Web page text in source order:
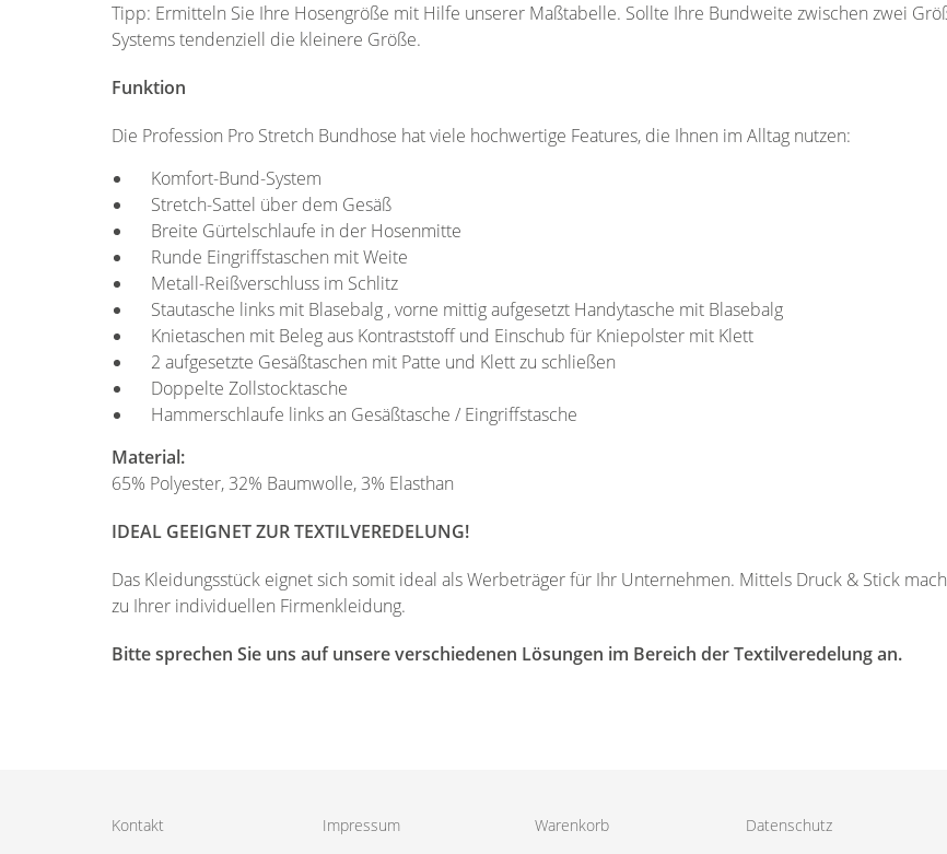
Tipp: Ermitteln Sie Ihre Hosengröße mit Hilfe unserer Maßtabelle. Sollte Ihre Bundweite zwischen zwei
Systems tendenziell die kleinere Größe.
Funktion
Die Profession Pro Stretch Bundhose hat viele hochwertige Features, die Ihnen im Alltag nutzen:
Komfort-Bund-System
Stretch-Sattel über dem Gesäß
Breite Gürtelschlaufe in der Hosenmitte
Runde Eingriffstaschen mit Weite
Metall-Reißverschluss im Schlitz
Stautasche links mit Blasebalg , vorne mittig aufgesetzt Handytasche mit Blasebalg
Knietaschen mit Beleg aus Kontraststoff und Einschub für Kniepolster mit Klett
2 aufgesetzte Gesäßtaschen mit Patte und Klett zu schließen
Doppelte Zollstocktasche
Hammerschlaufe links an Gesäßtasche / Eingriffstasche
Material:
65% Polyester, 32% Baumwolle, 3% Elasthan
IDEAL GEEIGNET ZUR TEXTILVEREDELUNG!
Das Kleidungsstück eignet sich somit ideal als Werbeträger für Ihr Unternehmen. Mittels Druck & Stick
zu Ihrer individuellen Firmenkleidung.
Bitte sprechen Sie uns auf unsere verschiedenen Lösungen im Bereich der Textilveredelung an.
Kontakt Impressum Warenkorb Datenschutz